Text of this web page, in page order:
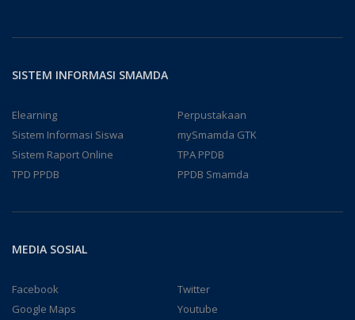
SISTEM INFORMASI SMAMDA
Elearning
Perpustakaan
Sistem Informasi Siswa
mySmamda GTK
Sistem Raport Online
TPA PPDB
TPD PPDB
PPDB Smamda
MEDIA SOSIAL
Facebook
Twitter
Google Maps
Youtube